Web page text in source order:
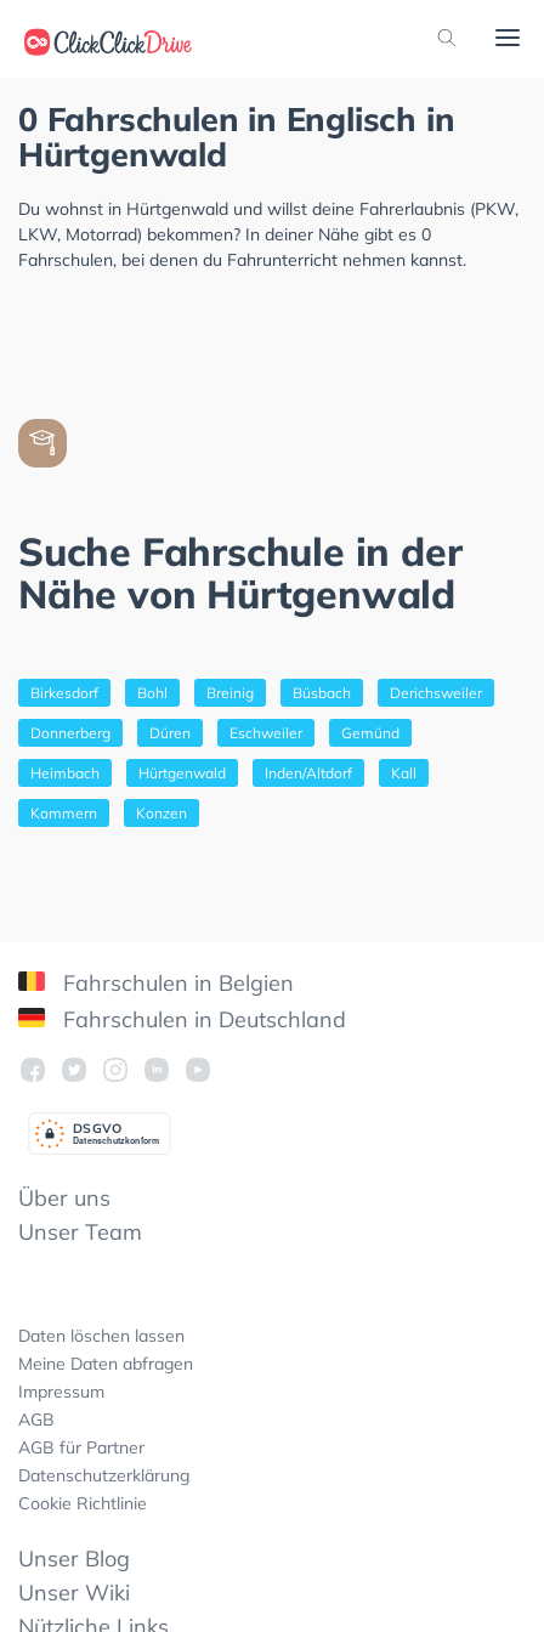
0 Fahrschulen in Englisch in
Hürtgenwald
Du wohnst in Hürtgenwald und willst deine Fahrerlaubnis (PKW,
LKW, Motorrad) bekommen? In deiner Nähe gibt es 0
Fahrschulen, bei denen du Fahrunterricht nehmen kannst.
Suche Fahrschule in der
Nähe von Hürtgenwald
Birkesdorf Bohl Breinig Büsbach Derichsweiler
Donnerberg Düren Eschweiler Gemünd
Heimbach Hürtgenwald Inden/Altdorf Kall
Kommern Konzen
Fahrschulen in Belgien
Fahrschulen in Deutschland
Datenschutzkonform
DSGVO
Über uns
Unser Team
Daten löschen lassen
Meine Daten abfragen
Impressum
AGB
AGB für Partner
Datenschutzerklärung
Cookie Richtlinie
Unser Blog
Unser Wiki